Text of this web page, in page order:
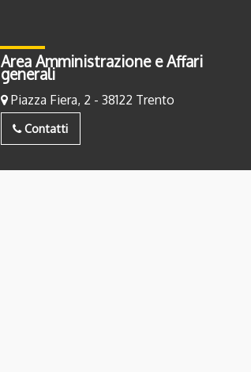
Area Amministrazione e Affari
generali
Piazza Fiera, 2 - 38122 Trento
Contatti